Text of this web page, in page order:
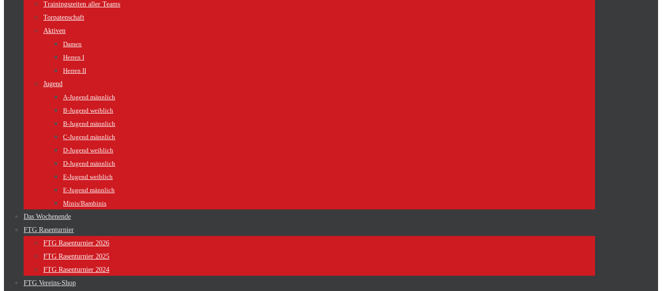
Trainingszeiten aller Teams
Torpatenschaft
Aktiven
Damen
Herren I
Herren II
Jugend
A-Jugend männlich
B-Jugend weiblich
B-Jugend männlich
C-Jugend männlich
D-Jugend weiblich
D-Jugend männlich
E-Jugend weiblich
E-Jugend männlich
Minis/Bambinis
Das Wochenende
FTG Rasenturnier
FTG Rasenturnier 2026
FTG Rasenturnier 2025
FTG Rasenturnier 2024
FTG Vereins-Shop